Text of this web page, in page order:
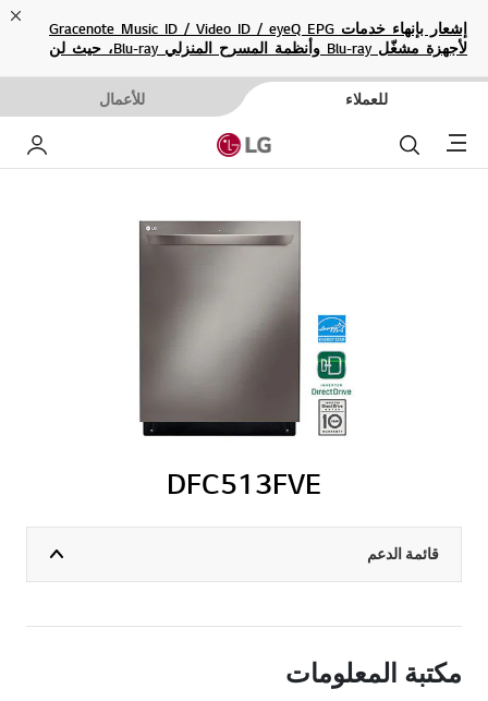
إشعار بإنهاء خدمات Gracenote Music ID / Video ID / eyeQ EPG
لأجهزة مشغّل Blu-ray وأنظمة المسرح المنزلي Blu-ray، حيث لن
للعملاء للأعمال
Menu بحث
DFC513FVE
قائمة الدعم
مكتبة المعلومات